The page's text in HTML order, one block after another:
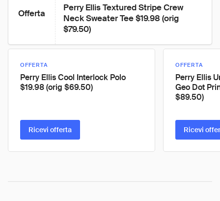
Offerta
Perry Ellis Textured Stripe Crew
Neck Sweater Tee $19.98 (orig
$79.50)
OFFERTA
Perry Ellis Cool Interlock Polo
$19.98 (orig $69.50)
Ricevi offerta
OFFERTA
Perry Ellis
Geo Dot
$89.50)
Ricevi